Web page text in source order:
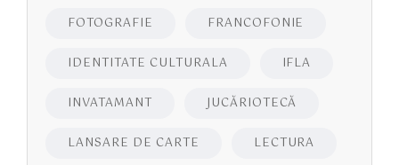
FOTOGRAFIE FRANCOFONIE
IDENTITATE CULTURALA IFLA
INVATAMANT JUCĂRIOTECĂ
LANSARE DE CARTE LECTURA